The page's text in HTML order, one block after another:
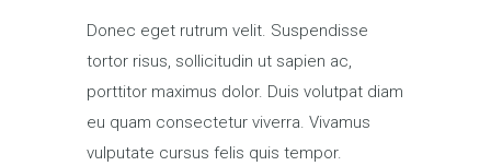
Donec eget rutrum velit. Suspendisse
tortor risus, sollicitudin ut sapien ac,
porttitor maximus dolor. Duis volutpat diam
eu quam consectetur viverra. Vivamus
vulputate cursus felis quis tempor.